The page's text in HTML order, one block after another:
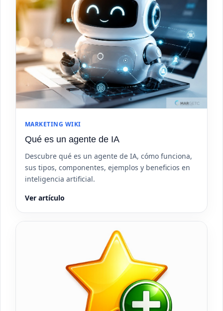
MARKETING WIKI
Qué es un agente de IA
Descubre qué es un agente de IA, cómo funciona,
sus tipos, componentes, ejemplos y beneficios en
inteligencia artificial.
Ver artículo